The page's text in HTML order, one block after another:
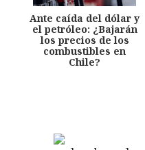
Ante caída del dólar y
el petróleo: ¿Bajarán
los precios de los
combustibles en
Chile?